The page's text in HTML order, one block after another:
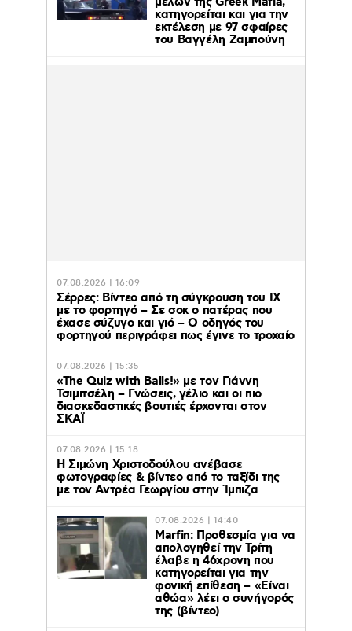
κατηγορείται και για την
εκτέλεση με 97 σφαίρες
του Βαγγέλη Ζαμπούνη
07.08.2026 | 16:09
Σέρρες: Βίντεο από τη σύγκρουση του ΙΧ
με το φορτηγό – Σε σοκ ο πατέρας που
έχασε σύζυγο και γιό – Ο οδηγός του
φορτηγού περιγράφει πως έγινε το τροχαίο
07.08.2026 | 15:35
«The Quiz with Balls!» με τον Γιάννη
Τσιμιτσέλη – Γνώσεις, γέλιο και οι πιο
διασκεδαστικές βουτιές έρχονται στον
ΣΚΑΪ
07.08.2026 | 15:18
Η Σιμώνη Χριστοδούλου ανέβασε
φωτογραφίες & βίντεο από το ταξίδι της
με τον Αντρέα Γεωργίου στην Ίμπιζα
07.08.2026 | 14:40
Marfin: Προθεσμία για να
απολογηθεί την Τρίτη
έλαβε η 46χρονη που
κατηγορείται για την
φονική επίθεση – «Είναι
αθώα» λέει ο συνήγορός
της (βίντεο)